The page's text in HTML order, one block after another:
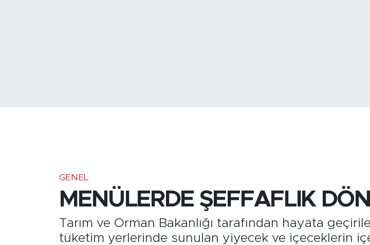
GENEL
MENÜLERDE ŞEFFAFLIK
Tarım ve Orman Bakanlığı tarafından hayata
tüketim yerlerinde sunulan yiyecek ve içeceklerin
Köşe Yazarları
Ulusal Son Dakika Haberleri